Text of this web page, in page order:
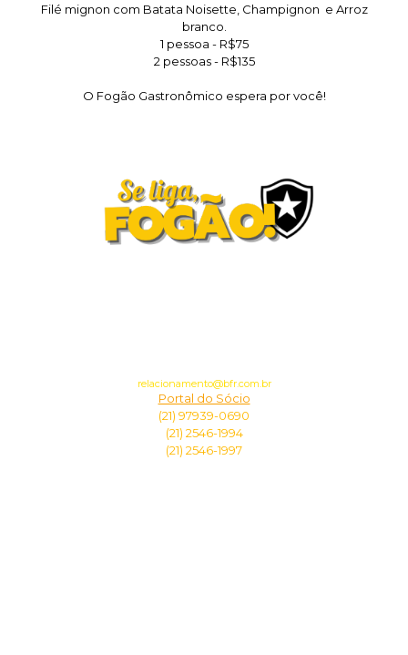
Filé mignon com Batata Noisette, Champignon e Arroz
branco.
1 pessoa - R$75
2 pessoas - R$135
O Fogão Gastronômico espera por você!
relacionamento@bfr.com.br
Portal do Sócio
(21) 97939-0690
(21) 2546-1994
(21) 2546-1997